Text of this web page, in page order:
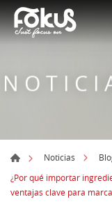
Noticias
¿Por qué importar
ventajas clave para